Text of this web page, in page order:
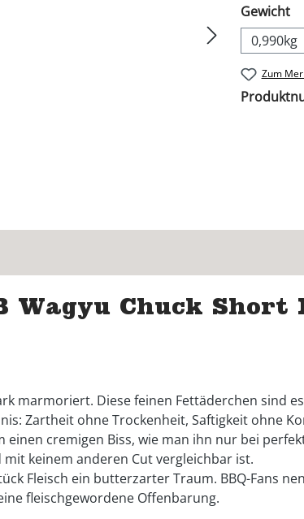
Gewicht
0,990kg
Zum
Chuck Short
marmoriert. Diese feinen Fettäderchen sind
Zartheit ohne Trockenheit, Saftigkeit ohne
cremigen Biss, wie man ihn nur bei
keinem anderen Cut vergleichbar ist.
Fleisch ein butterzarter Traum. BBQ-Fans
fleischgewordene Offenbarung.